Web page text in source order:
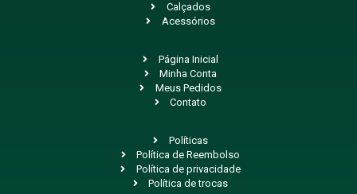
Calçados
Acessórios
Página Inicial
Minha Conta
Meus Pedidos
Contato
Políticas
Política de Reembolso
Política de privacidade
Política de trocas